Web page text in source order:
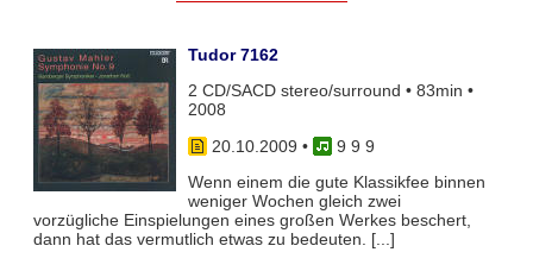
Tudor 7162
2 CD/SACD stereo/surround • 83min •
2008
20.10.2009 •
9 9 9
Wenn einem die gute Klassikfee binnen
weniger Wochen gleich zwei
vorzügliche Einspielungen eines großen Werkes beschert,
dann hat das vermutlich etwas zu bedeuten. [...]